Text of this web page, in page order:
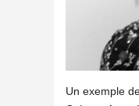
Un exemple